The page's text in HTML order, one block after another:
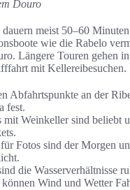
Douro
meist 50–60 Minuten
wie die Rabelo
Längere Touren gehen
mit Kellereibesuchen.
Abfahrtspunkte an der
fest.
Weinkeller sind beliebt
Fotos sind der Morgen
die Wasserverhältnisse
Wind und Wetter